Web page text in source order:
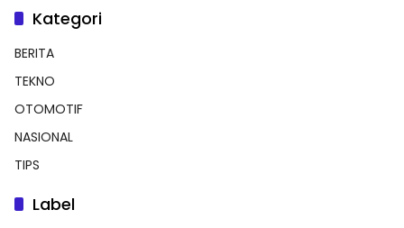
Kategori
BERITA
TEKNO
OTOMOTIF
NASIONAL
TIPS
Label